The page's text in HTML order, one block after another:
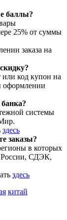
баллы?
25% от суммы
заказа на
код купон на
оформлении
системы
здесь
заказы?
в которых
России, СДЭК,
здесь
китай